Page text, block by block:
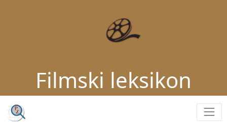
Filmski leksikon